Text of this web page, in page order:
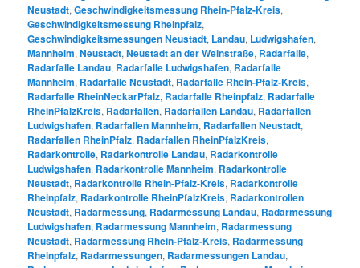
Neustadt,Geschwindigkeitsmessung Rhein-Pfalz-Kreis,
Geschwindigkeitsmessung Rheinpfalz,
Geschwindigkeitsmessungen Neustadt, Landau, Ludwigshafen,
Mannheim,Neustadt,Neustadt an der Weinstraße, Radarfalle,
Radarfalle Landau, Radarfalle Ludwigshafen, Radarfalle
Mannheim, Radarfalle Neustadt, Radarfalle Rhein-Pfalz-Kreis,
Radarfalle RheinNeckarPfalz, Radarfalle Rheinpfalz, Radarfalle
RheinPfalzKreis, Radarfallen, Radarfallen Landau, Radarfallen
Ludwigshafen, Radarfallen Mannheim, Radarfallen Neustadt,
Radarfallen RheinPfalz, Radarfallen RheinPfalzKreis,
Radarkontrolle, Radarkontrolle Landau, Radarkontrolle
Ludwigshafen, Radarkontrolle Mannheim, Radarkontrolle
Neustadt, Radarkontrolle Rhein-Pfalz-Kreis, Radarkontrolle
Rheinpfalz, Radarkontrolle RheinPfalzKreis, Radarkontrollen
Neustadt, Radarmessung, Radarmessung Landau, Radarmessung
Ludwigshafen, Radarmessung Mannheim, Radarmessung
Neustadt, Radarmessung Rhein-Pfalz-Kreis, Radarmessung
Rheinpfalz, Radarmessungen, Radarmessungen Landau,